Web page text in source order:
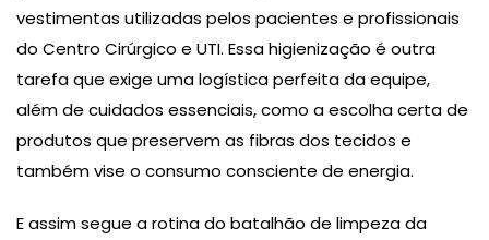
vestimentas utilizadas pelos pacientes e profissionais
do Centro Cirúrgico e UTI. Essa higienização é outra
tarefa que exige uma logística perfeita da equipe,
além de cuidados essenciais, como a escolha certa de
produtos que preservem as fibras dos tecidos e
também vise o consumo consciente de energia.
E assim segue a rotina do batalhão de limpeza da